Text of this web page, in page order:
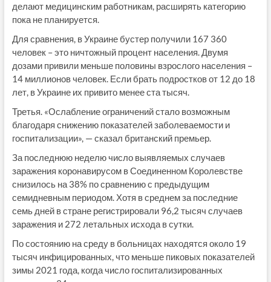
делают медицинским работникам, расширять категорию
пока не планируется.
Для сравнения, в Украине бустер получили 167 360
человек – это ничтожный процент населения. Двумя
дозами привили меньше половины взрослого населения –
14 миллионов человек. Если брать подростков от 12 до 18
лет, в Украине их привито менее ста тысяч.
Третья. «Ослабление ограничений стало возможным
благодаря снижению показателей заболеваемости и
госпитализации», — сказал британский премьер.
За последнюю неделю число выявляемых случаев
заражения коронавирусом в Соединенном Королевстве
снизилось на 38% по сравнению с предыдущим
семидневным периодом. Хотя в среднем за последние
семь дней в стране регистрировали 96,2 тысяч случаев
заражения и 272 летальных исхода в сутки.
По состоянию на среду в больницах находятся около 19
тысяч инфицированных, что меньше пиковых показателей
зимы 2021 года, когда число госпитализированных